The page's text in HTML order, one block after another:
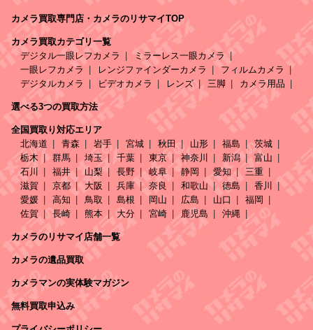
カメラ買取専門店・カメラのリサマイTOP
カメラ買取カテゴリ一覧
デジタル一眼レフカメラ
ミラーレス一眼カメラ
一眼レフカメラ
レンジファインダーカメラ
フィルムカメラ
デジタルカメラ
ビデオカメラ レンズ 三脚 カメラ用品
選べる3つの買取方法
全国買取り対応エリア
北海道
青森 岩手 宮城 秋田 山形 福島
茨城
栃木
群馬 埼玉 千葉 東京 神奈川 新潟
富山
石川
福井 山梨 長野 岐阜 静岡 愛知
三重
滋賀
京都 大阪 兵庫 奈良 和歌山 徳島
香川
愛媛
高知 鳥取 島根 岡山 広島 山口
福岡
佐賀
長崎 熊本 大分 宮崎 鹿児島 沖縄
カメラのリサマイ店舗一覧
カメラの遺品買取
カメラマンの実体験マガジン
無料買取申込み